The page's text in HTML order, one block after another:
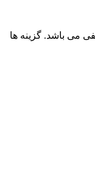
می باشد. گزینه ها